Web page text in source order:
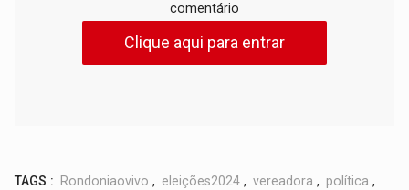
comentário
Clique aqui para entrar
TAGS : Rondoniaovivo , eleições2024 , vereadora , política ,